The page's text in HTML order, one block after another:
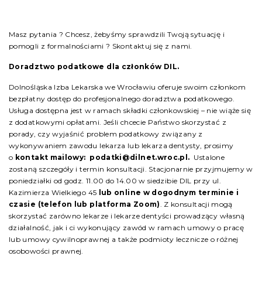
Masz pytania ? Chcesz, żebyśmy sprawdzili Twoją sytuację i
pomogli z formalnościami ? Skontaktuj się z nami.
Doradztwo podatkowe dla członków DIL.
Dolnośląska Izba Lekarska we Wrocławiu oferuje swoim członkom
bezpłatny dostęp do profesjonalnego doradztwa podatkowego.
Usługa dostępna jest w ramach składki członkowskiej – nie wiąże się
z dodatkowymi opłatami. Jeśli chcecie Państwo skorzystać z
porady, czy wyjaśnić problem podatkowy związany z
wykonywaniem zawodu lekarza lub lekarza dentysty, prosimy
o kontakt mailowy: podatki@dilnet.wroc.pl. Ustalone
zostaną szczegóły i termin konsultacji. Stacjonarnie przyjmujemy w
poniedziałki od godz. 11.00 do 14.00 w siedzibie DIL przy ul.
Kazimierza Wielkiego 45 lub online w dogodnym terminie i
czasie (telefon lub platforma Zoom). Z konsultacji mogą
skorzystać zarówno lekarze i lekarze dentyści prowadzący własną
działalność, jak i ci wykonujący zawód w ramach umowy o pracę
lub umowy cywilnoprawnej a także podmioty lecznicze o różnej
osobowości prawnej.